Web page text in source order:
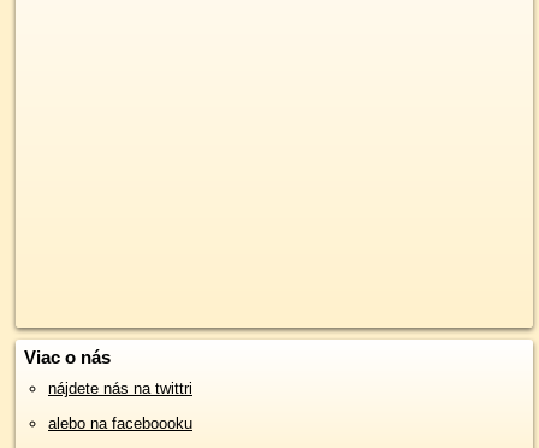
Viac o nás
nájdete nás na twittri
alebo na faceboooku